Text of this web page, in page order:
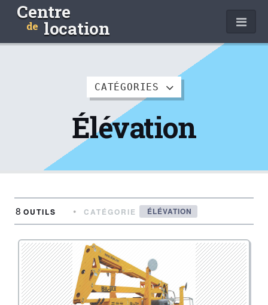
Centre
de location
CATÉGORIES
Élévation
8 OUTILS • CATÉGORIE ÉLÉVATION